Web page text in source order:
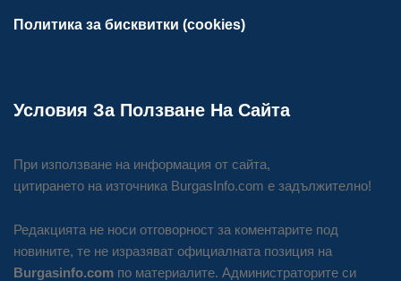
Политика за бисквитки (cookies)
Условия За Ползване На Сайта
При използване на информация от сайта,
цитирането на източника BurgasInfo.com е задължително!
Редакцията не носи отговорност за коментарите под
новините, те не изразяват официалната позиция на
Burgasinfo.com по материалите. Администраторите си